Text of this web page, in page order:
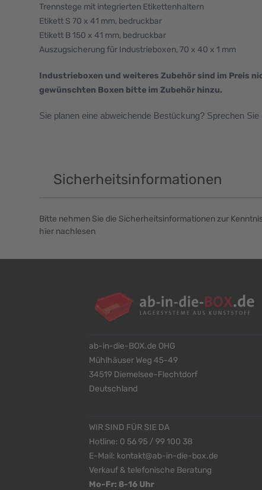
Trennstege mit integrierten Etikettenhaltern
Etikett S 70 x 41 mm, bedruckbar
Etikett B 150 x 41 mm, bedruckbar
Auszugsicherung für Industrieboxen, 70 x 40 x 1 mm
Industrieboxen und weiteres Zubehör sind im Preis
gewünschten Boxen bitte im Zubehör hinzu.
Sie planen eine abweichende Bestückung? Sprechen
Sicherheitsinformationen
Bitte nehmen Sie die Sicherheitsinformationen zur
hier nachlesen
ab-in-die-BOX.de OHG
Mühlhäuser Weg 45-49
34519 Diemelsee-Flechtdorf
Deutschland
WIR SIND FÜR SIE DA
Hotline: 0 56 95 / 99 100 38
E-Mail: kontakt@ab-in-die-box.de
Verkauf & telefonische Beratung
Mo-Fr: 8-16 Uhr